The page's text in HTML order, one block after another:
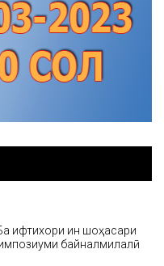
ифтихори ин шоҳасари
байналмилалӣ